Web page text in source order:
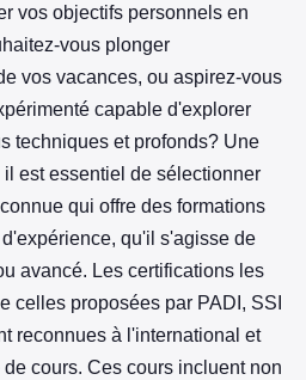
vos objectifs personnels en
vous plonger
vos vacances, ou aspirez-vous
capable d'explorer
techniques et profonds? Une
est essentiel de sélectionner
qui offre des formations
qu'il s'agisse de
avancé. Les certifications les
celles proposées par PADI, SSI
reconnues à l'international et
cours. Ces cours incluent non